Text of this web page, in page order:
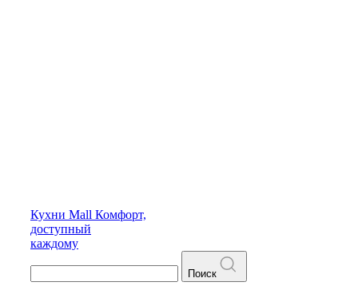
Кухни Mall Комфорт,
доступный
каждому
Поиск